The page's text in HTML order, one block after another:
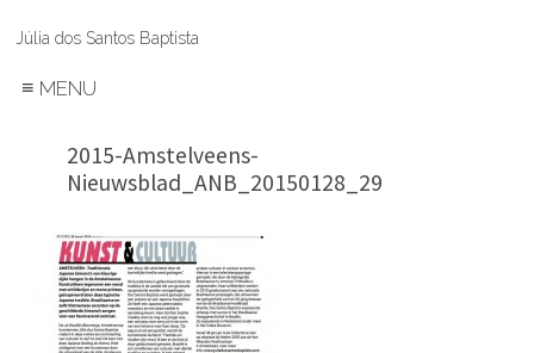
Júlia dos Santos Baptista
≡ MENU
2015-Amstelveens-
Nieuwsblad_ANB_20150128_29